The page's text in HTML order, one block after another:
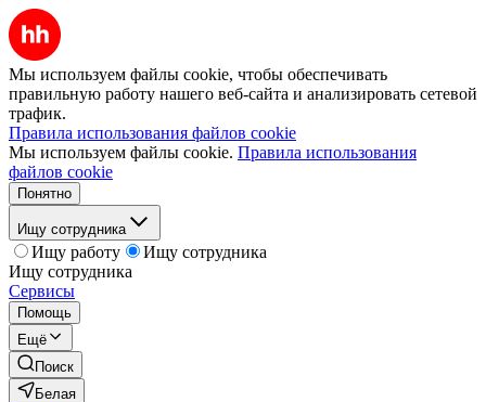
Мы используем файлы cookie, чтобы обеспечивать
правильную работу нашего веб-сайта и анализировать сетевой
трафик.
Правила использования файлов cookie
Мы используем файлы cookie. Правила использования
файлов cookie
Понятно
Ищу сотрудника
Ищу работу
Ищу сотрудника
Ищу сотрудника
Сервисы
Помощь
Ещё
Поиск
Белая